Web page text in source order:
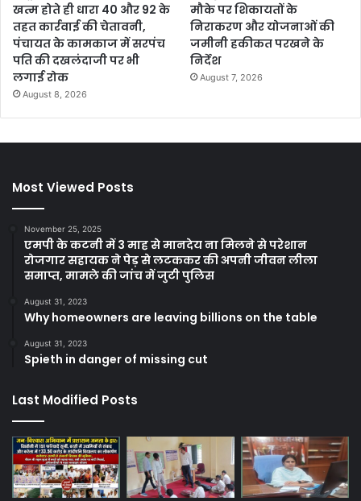
खत्म होते ही धारा 40 और 92 के
तहत कार्रवाई की चेतावनी,
पंचायत के कामकाज में सरपंच
पति की दखलंदाजी पर भी
लगाई रोक
August 8, 2026
मौके पर शिकायतों के
निराकरण और योजनाओं की
जमीनी हकीकत परखने के
निर्देश
August 7, 2026
Most Viewed Posts
November 25, 2025
एमपी के कटनी में 3 माह से मानदेय ना मिलने से परेशान
रोजगार सहायक ने पेड़ से लटककर की अपनी जीवन लीला
समाप्त, मामले की जांच में जुटी पुलिस
August 31, 2023
Why homeowners are leaving billions on the table
August 31, 2023
Spieth in danger of missing cut
Last Modified Posts